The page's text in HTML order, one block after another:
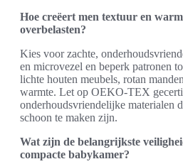
Hoe creëert men textuur en
overbelasten?
Kies voor zachte,
en microvezel en beperk patronen
lichte houten meubels, rotan
warmte. Let op OEKO-TEX
onderhoudsvriendelijke materialen
schoon te maken zijn.
Wat zijn de belangrijkste
compacte babykamer?